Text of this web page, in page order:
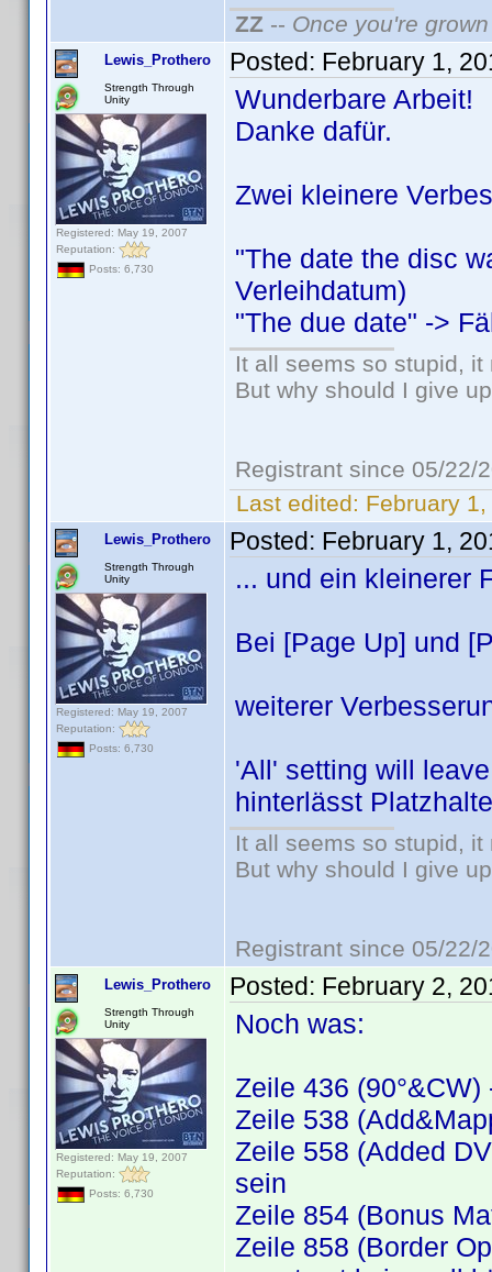
ZZ -- Once you're
Lewis_Prothero
Strength Through
Unity
Registered: May 19, 2007
Reputation:
Posts: 6,730
Posted: February 1,
Wunderbare Arbeit!
Danke dafür.
Zwei kleinere
"The date the disc
Verleihdatum)
"The due date" ->
It all seems so stupid,
But why should I give
Registrant since 05/22/
Last edited: February
Lewis_Prothero
Strength Through
Unity
Registered: May 19, 2007
Reputation:
Posts: 6,730
Posted: February 1,
... und ein kleinerer
Bei [Page Up] und
weiterer
'All' setting will
hinterlässt
It all seems so stupid,
But why should I give
Registrant since 05/22/
Lewis_Prothero
Strength Through
Unity
Registered: May 19, 2007
Reputation:
Posts: 6,730
Posted: February 2,
Noch was:
Zeile 436
Zeile 538
Zeile 558 (Added
sein
Zeile 854 (Bonus
Zeile 858 (Border